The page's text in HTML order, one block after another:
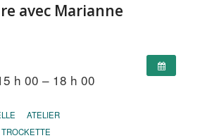
avec Marianne
h 00 – 18 h 00
ATELIER
TROCKETTE